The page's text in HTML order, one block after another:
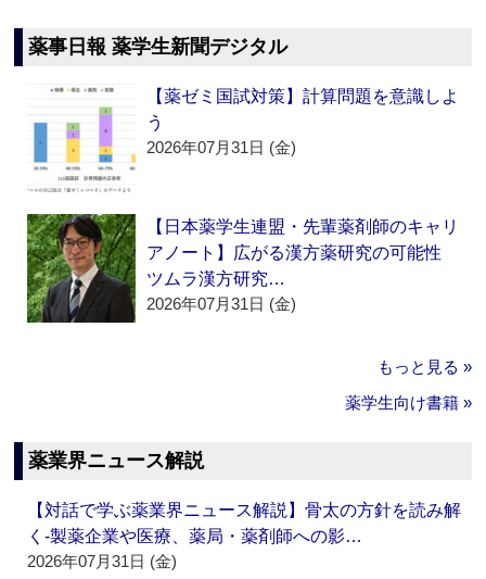
薬事日報 薬学生新聞デジタル
【薬ゼミ国試対策】計算問題を意識しよ
う
2026年07月31日 (金)
【日本薬学生連盟・先輩薬剤師のキャリ
アノート】広がる漢方薬研究の可能性
ツムラ漢方研究…
2026年07月31日 (金)
もっと見る »
薬学生向け書籍 »
薬業界ニュース解説
【対話で学ぶ薬業界ニュース解説】骨太の方針を読み解
く‐製薬企業や医療、薬局・薬剤師への影…
2026年07月31日 (金)